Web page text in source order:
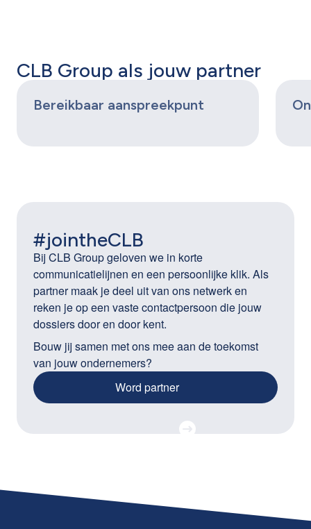
CLB Group als jouw partner
Bereikbaar aanspreekpunt
#jointheCLB
Bij CLB Group geloven we in korte
communicatielijnen en een persoonlijke klik. Als
partner maak je deel uit van ons netwerk en
reken je op een vaste contactpersoon die jouw
dossiers door en door kent.
Bouw jij samen met ons mee aan de toekomst
van jouw ondernemers?
Word partner